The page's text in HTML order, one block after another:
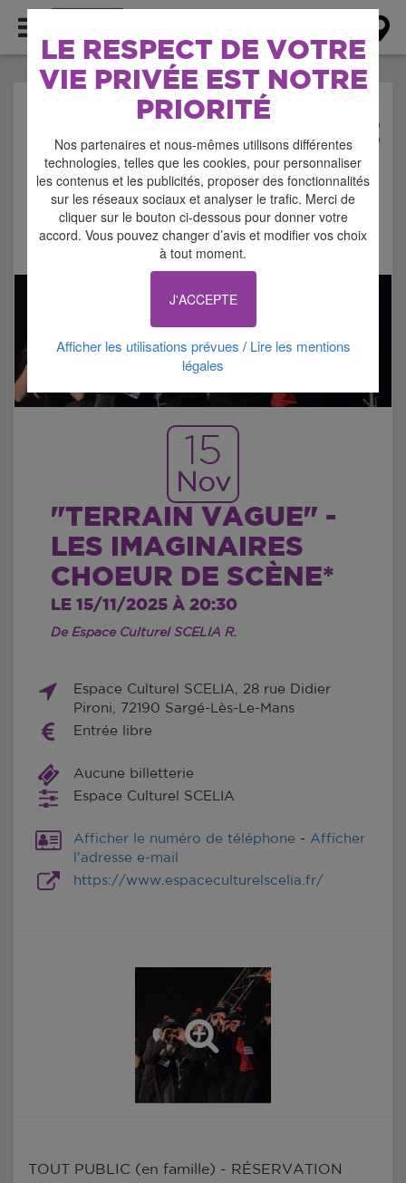
LE RESPECT DE VOTRE
VIE PRIVÉE EST NOTRE
PRIORITÉ
Nos partenaires et nous-mêmes utilisons différentes
technologies, telles que les cookies, pour personnaliser
les contenus et les publicités, proposer des fonctionnalités
sur les réseaux sociaux et analyser le trafic. Merci de
cliquer sur le bouton ci-dessous pour donner votre
accord. Vous pouvez changer d’avis et modifier vos choix
à tout moment.
J'ACCEPTE
Afficher les utilisations prévues / Lire les mentions
légales
AGENDA > SPECTACLE
Signaler cette annonce
15
Nov
"TERRAIN VAGUE" -
LES IMAGINAIRES
CHOEUR DE SCÈNE*
LE 15/11/2025 À 20:30
De Espace Culturel SCELIA R.
Espace Culturel SCELIA, 28 rue Didier
Pironi, 72190 Sargé-Lès-Le-Mans
Entrée libre
Aucune billetterie
Espace Culturel SCELIA
Afficher le numéro de téléphone - Afficher
l'adresse e-mail
https://www.espaceculturelscelia.fr/
TOUT PUBLIC (en famille) - RÉSERVATION